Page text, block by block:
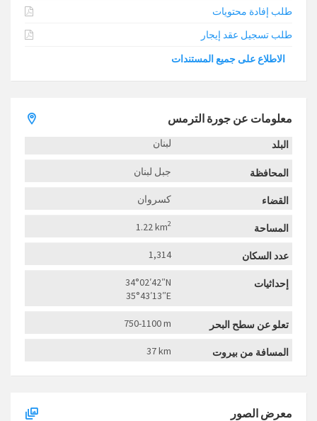
طلب إفادة محتويات
طلب تسجيل عقد إيجار
الاطلاع على جميع المستندات
معلومات عن جورة الترمس
البلد لبنان
المحافظة جبل لبنان
القضاء كسروان
المساحة 1.22 km2
عدد السكان 1,314
إحداثيات
34°02′42″N
35°43′13″E
تعلو عن سطح البحر 750-1100 m
المسافة من بيروت 37 km
معرض الصور